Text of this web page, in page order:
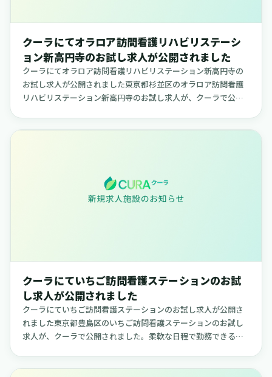
クーラにてオラロア訪問看護リハビリステーシ
ョン新高円寺のお試し求人が公開されました
クーラにてオラロア訪問看護リハビリステーション新高円寺の
お試し求人が公開されました東京都杉並区のオラロア訪問看護
リハビリステーション新高円寺のお試し求人が、クーラで公開
クーラにていちご訪問看護ステーションのお試
し求人が公開されました
クーラにていちご訪問看護ステーションのお試し求人が公開さ
れました東京都豊島区のいちご訪問看護ステーションのお試し
求人が、クーラで公開されました。柔軟な日程で勤務できる求